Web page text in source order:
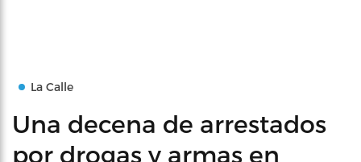
La Calle
Una decena de arrestados
por drogas y armas en